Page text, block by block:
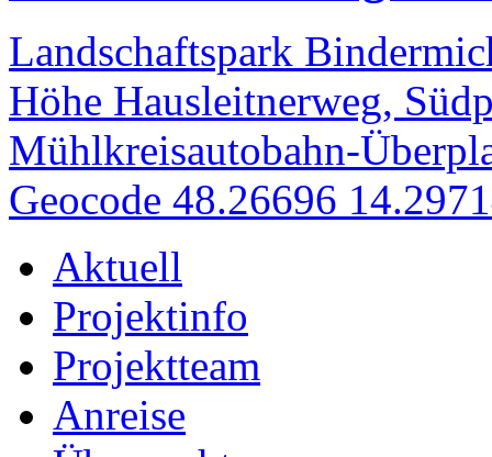
Landschaftspark
Höhe Hausleitnerweg,
Mühlkreisautobahn-
Geocode 48.26696
Aktuell
Projektinfo
Projektteam
Anreise